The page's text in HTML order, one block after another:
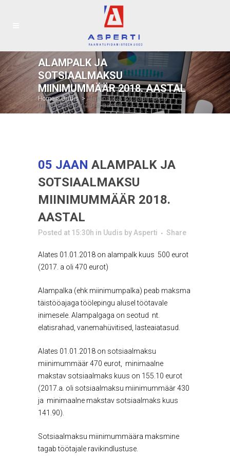
ALAMPALK JA
SOTSIAALMAKSU
MIINIMUMMÄÄR 2018. AASTAL
Home>Uudis >Alampalk ja sotsiaalmaksu
miinimummäär 2018. aastal
05 JAAN ALAMPALK JA
SOTSIAALMAKSU
MIINIMUMMÄÄR 2018.
AASTAL
Posted at 15:30h in Uudis byAsperti Share
Alates 01.01.2018 on alampalk kuus 500 eurot
(2017. a oli 470 eurot)
Alampalka (ehk miinimumpalka) peab maksma
täistööajaga töölepingu alusel töötavale
inimesele. Alampalgaga on seotud nt.
elatisrahad, vanemahüvitised, lasteaiatasud.
Alates 01.01.2018 on sotsiaalmaksu
miinimummäär 470 eurot, minimaalne
makstav sotsiaalmaks kuus on 155.10 eurot
(2017.a. oli sotsiaalmaksu miinimummäär 430
ja minimaalne makstav sotsiaalmaks kuus
141.90).
Sotsiaalmaksu miinimummäära maksmine
tagab töötajale ravikindlustuse.